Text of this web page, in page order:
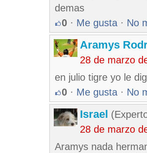
demas
0 · Me gusta · No
Aramys
28 de marzo
en julio tigre yo le
0 · Me gusta · No
Israel
28 de marzo
Aramys nada